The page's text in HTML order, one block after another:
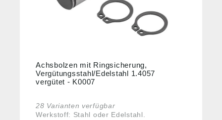
Achsbolzen mit Ringsicherung,
Vergütungsstahl/Edelstahl 1.4057
vergütet - K0007
28 Varianten verfügbar
Werkstoff: Stahl oder Edelstahl.